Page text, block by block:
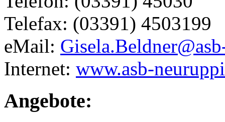
Telefax: (03391) 4503199
eMail:
Internet: www.asb-
Angebote: